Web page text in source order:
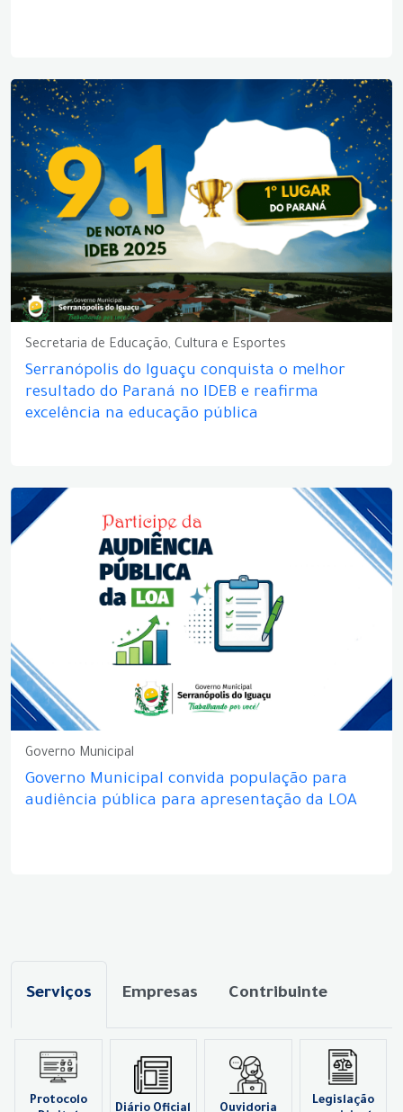
Secretaria de Educação, Cultura e Esportes
Serranópolis do Iguaçu conquista o melhor
resultado do Paraná no IDEB e reafirma
excelência na educação pública
Governo Municipal
Governo Municipal convida população para
audiência pública para apresentação da LOA
Serviços Empresas Contribuinte
Protocolo
Diário Oficial Ouvidoria
Legislação